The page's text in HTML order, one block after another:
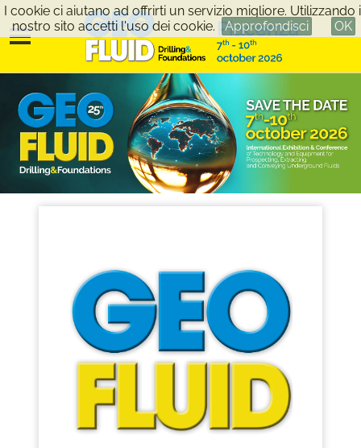
I cookie ci aiutano ad offrirti un servizio migliore. Utilizzando
nostro sito accetti l'uso dei cookie.
Approfondisci OK